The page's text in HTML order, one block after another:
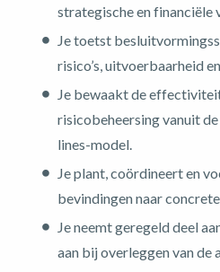
strategische en financiële
Je toetst
risico’s, uitvoerbaarheid
Je bewaakt de
risicobeheersing vanuit
lines-model.
Je plant, coördineert en
bevindingen naar
Je neemt geregeld deel
aan bij overleggen van de